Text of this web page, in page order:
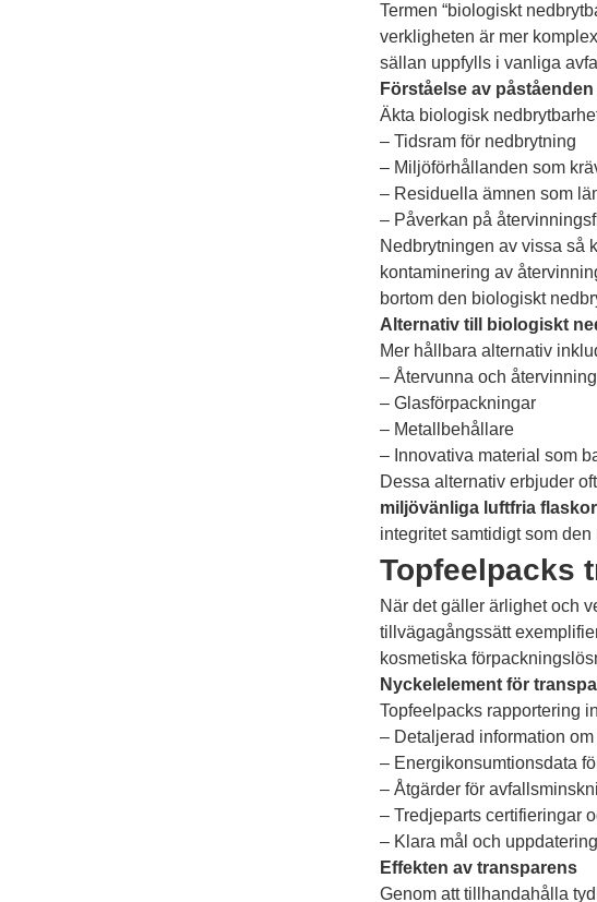
Termen “biologiskt
verkligheten är mer
sällan uppfylls i vanliga
Förståelse av
Äkta biologisk
– Tidsram för nedbrytning
– Miljöförhållanden som
– Residuella ämnen som
– Påverkan på
Nedbrytningen av vissa så
kontaminering av
bortom den biologiskt
Alternativ till biologiskt
Mer hållbara alternativ
– Återvunna och
– Glasförpackningar
– Metallbehållare
– Innovativa material som
Dessa alternativ erbjuder
miljövänliga luftfria flaskor
integritet samtidigt som
Topfeelpacks
När det gäller ärlighet och
tillvägagångssätt
kosmetiska
Nyckelelement för
Topfeelpacks rapportering
– Detaljerad information
– Energikonsumtionsdata
– Åtgärder för
– Tredjeparts certifieringar
– Klara mål och
Effekten av transparens
Genom att tillhandahålla